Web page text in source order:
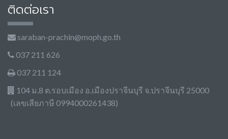
ติดต่อเรา
saraban-prachin@moph.go.th
037 211 626
037 211 124
104 ม.8 ต.รอบเมือง อ.เมืองปราจีนบุรี จ.ปราจีนบุรี 25000
(เลขเสียภาษี 0994000261438)